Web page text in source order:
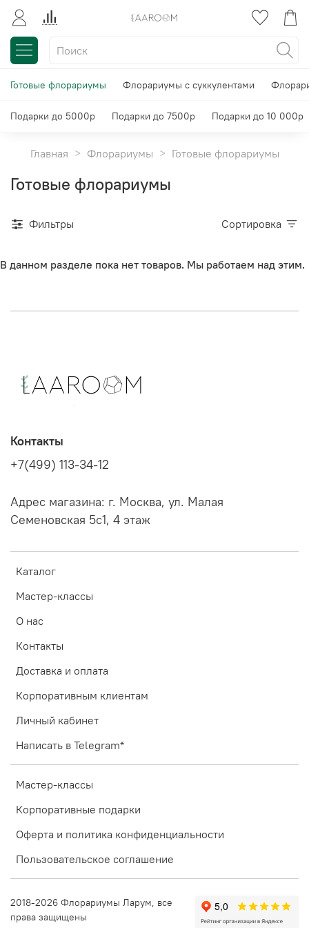
Готовые флорариумы Флорариумы с суккулентами
Подарки до 5000р Подарки до 7500р Подарки до 10 000р
Главная Флорариумы Готовые флорариумы
Готовые флорариумы
Фильтры Сортировка
В данном разделе пока нет товаров. Мы работаем над этим.
Каталог
Мастер-классы
О нас
Контакты
Доставка и оплата
Корпоративным клиентам
Личный кабинет
Написать в Telegram*
Мастер-классы
Корпоративные подарки
Оферта и политика конфиденциальности
Пользовательское соглашение
Контакты
+7(499) 113-34-12
Адрес магазина: г. Москва, ул. Малая
Семеновская 5с1, 4 этаж
2018-2026 Флорариумы Ларум, все
права защищены